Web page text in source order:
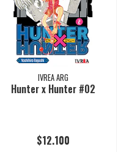
IVREA ARG
Hunter x Hunter #02
$12.100